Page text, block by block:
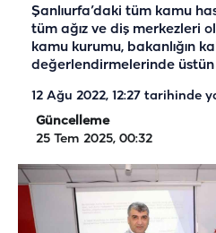
Şanlıurfa’daki tüm kamu
tüm ağız ve diş merkezleri
kamu kurumu, bakanlığın
değerlendirmelerinde üstün
12 Ağu 2022, 12:27 tarihinde
Güncelleme
25 Tem 2025, 00:32